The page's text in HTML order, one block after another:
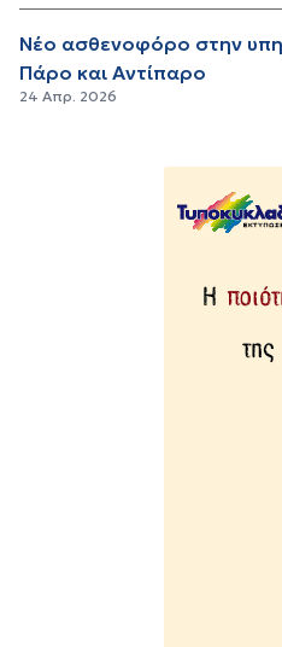
Νέο ασθενοφόρο στην
Πάρο και Αντίπαρο
24 Απρ. 2026